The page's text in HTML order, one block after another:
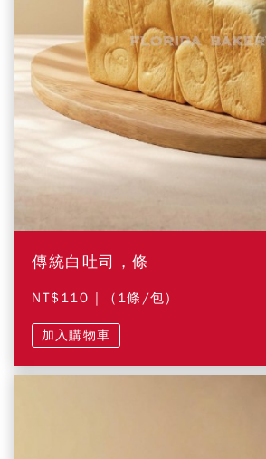
傳統白吐司，條
NT$110 | (1條/包)
加入購物車